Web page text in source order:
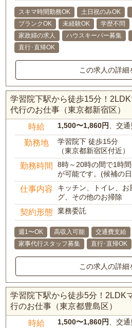
スキマ時間勤務OK 土日祝のみOK
ブランクOK
未経験OK 学歴不問
家政婦の求人
ハウスキーパー募集
直行･直帰OK
この求人の詳細
学習院下駅から徒歩15分！
代行のお仕事（東京都新宿区）
時給 1,500〜1,860円 、交
勤務地
学習院下 徒歩15分
（東京都新宿区付近）
勤務時間
8時～20時の間で1時
が可能です。(候補の
仕事内容
キッチン、トイレ、
グ、その他のお掃除
契約形態 業務委託
週1〜OK 高収入可能 交通費支給
家事代行スタッフ募集
直行･直帰OK
この求人の詳細
学習院下駅から徒歩5分！2LDK
行のお仕事（東京都豊島区）
時給 1,500〜1,860円 、交